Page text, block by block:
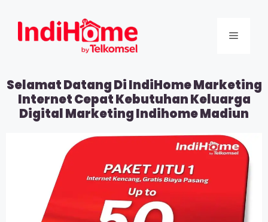
Selamat Datang Di IndiHome Marketing
Internet Cepat Kebutuhan Keluarga
Digital Marketing Indihome Madiun